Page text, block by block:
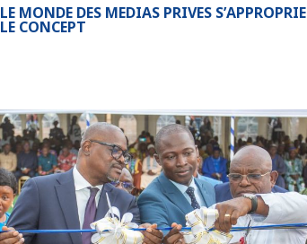
LE MONDE DES MEDIAS PRIVES S’APPROPRIE
LE CONCEPT